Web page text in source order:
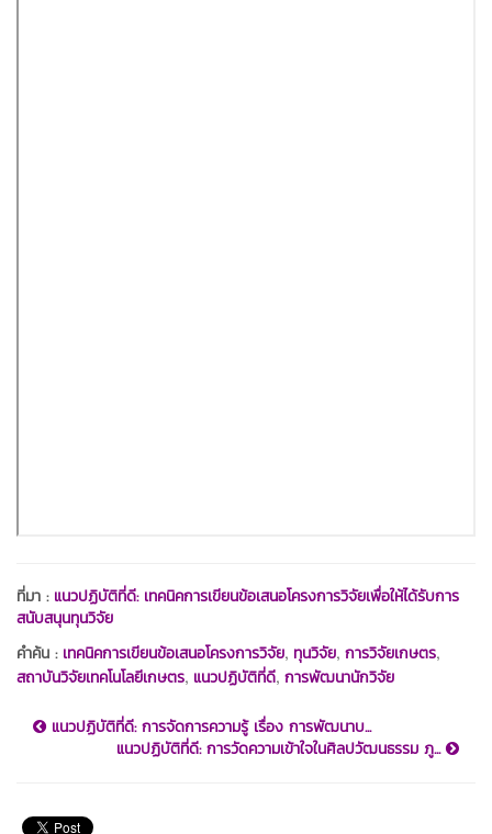
ที่มา : แนวปฏิบัติที่ดี: เทคนิคการเขียนข้อเสนอโครงการวิจัยเพื่อให้ได้รับการ
สนับสนุนทุนวิจัย
คำค้น : เทคนิคการเขียนข้อเสนอโครงการวิจัย, ทุนวิจัย, การวิจัยเกษตร,
สถาบันวิจัยเทคโนโลยีเกษตร, แนวปฏิบัติที่ดี, การพัฒนานักวิจัย
แนวปฏิบัติที่ดี: การจัดการความรู้ เรื่อง การพัฒนาบ...
แนวปฏิบัติที่ดี: การวัดความเข้าใจในศิลปวัฒนธรรม ภู...